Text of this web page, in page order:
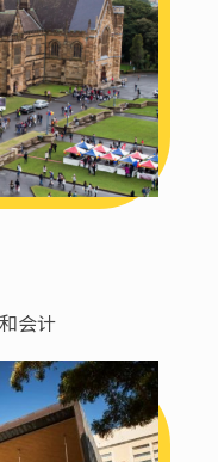
会计